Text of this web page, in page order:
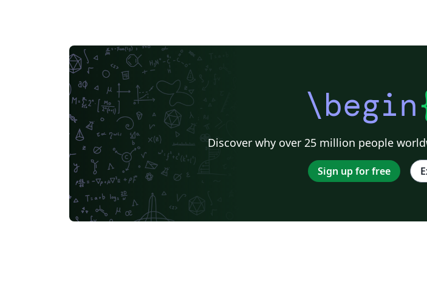
\begin
Discover why over 25 million people
Sign up for free